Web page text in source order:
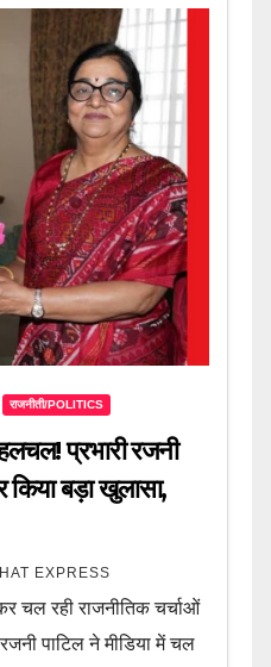
राजनीती/POLITICS
प्रभारी रजनी
किया बड़ा खुलासा,
EXPRESS
चल रही राजनीतिक चर्चाओं
पाटिल ने मीडिया में चल